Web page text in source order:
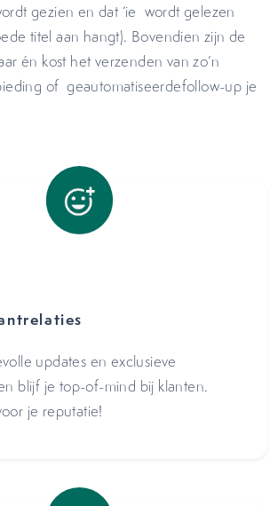
gezien en dat ‘ie wordt gelezen
titel aan hangt). Bovendien zijn de
én kost het verzenden van zo’n
of geautomatiseerdefollow-up je
updates en exclusieve
blijf je top-of-mind bij klanten.
je reputatie!